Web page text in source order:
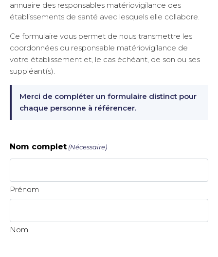
annuaire des responsables matériovigilance des
établissements de santé avec lesquels elle collabore.
Ce formulaire vous permet de nous transmettre les
coordonnées du responsable matériovigilance de
votre établissement et, le cas échéant, de son ou ses
suppléant(s).
Merci de compléter un formulaire distinct pour
chaque personne à référencer.
Nom complet (Nécessaire)
Prénom
Nom